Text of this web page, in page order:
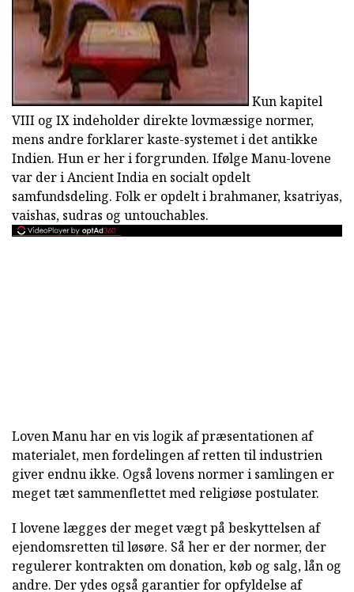
Kun kapitel
VIII og IX indeholder direkte lovmæssige normer,
mens andre forklarer kaste-systemet i det antikke
Indien. Hun er her i forgrunden. Ifølge Manu-lovene
var der i Ancient India en socialt opdelt
samfundsdeling. Folk er opdelt i brahmaner, ksatriyas,
vaishas, sudras og untouchables.
Loven Manu har en vis logik af præsentationen af
materialet, men fordelingen af retten til industrien
giver endnu ikke. Også lovens normer i samlingen er
meget tæt sammenflettet med religiøse postulater.
I lovene lægges der meget vægt på beskyttelsen af
ejendomsretten til løsøre. Så her er der normer, der
regulerer kontrakten om donation, køb og salg, lån og
andre. Der ydes også garantier for opfyldelse af